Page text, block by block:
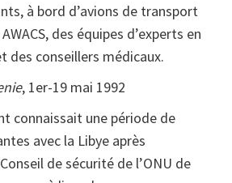
à bord d’avions de transport
des équipes d’experts en
des conseillers médicaux.
, 1er-19 mai 1992
connaissait une période de
avec la Libye après
de sécurité de l’ONU de